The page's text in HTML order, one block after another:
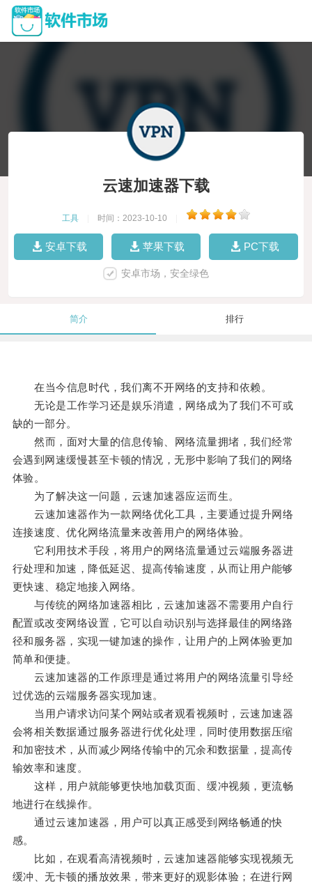
云速加速器下载
工具 时间：2023-10-10
安卓下载 苹果下载 PC下载
安卓市场，安全绿色
简介 排行
在当今信息时代，我们离不开网络的支持和依赖。
无论是工作学习还是娱乐消遣，网络成为了我们不可或
缺的一部分。
然而，面对大量的信息传输、网络流量拥堵，我们经常
会遇到网速缓慢甚至卡顿的情况，无形中影响了我们的网络
体验。
为了解决这一问题，云速加速器应运而生。
云速加速器作为一款网络优化工具，主要通过提升网络
连接速度、优化网络流量来改善用户的网络体验。
它利用技术手段，将用户的网络流量通过云端服务器进
行处理和加速，降低延迟、提高传输速度，从而让用户能够
更快速、稳定地接入网络。
与传统的网络加速器相比，云速加速器不需要用户自行
配置或改变网络设置，它可以自动识别与选择最佳的网络路
径和服务器，实现一键加速的操作，让用户的上网体验更加
简单和便捷。
云速加速器的工作原理是通过将用户的网络流量引导经
过优选的云端服务器实现加速。
当用户请求访问某个网站或者观看视频时，云速加速器
会将相关数据通过服务器进行优化处理，同时使用数据压缩
和加密技术，从而减少网络传输中的冗余和数据量，提高传
输效率和速度。
这样，用户就能够更快地加载页面、缓冲视频，更流畅
地进行在线操作。
通过云速加速器，用户可以真正感受到网络畅通的快
感。
比如，在观看高清视频时，云速加速器能够实现视频无
缓冲、无卡顿的播放效果，带来更好的观影体验；在进行网